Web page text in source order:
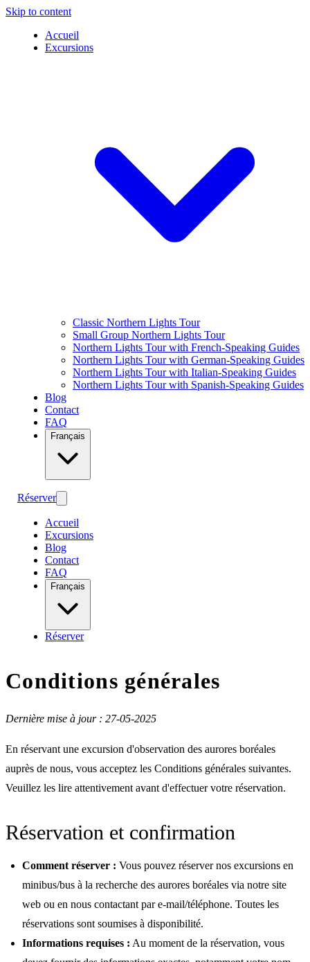
Skip to content
Accueil
Excursions
Classic Northern Lights Tour
Small Group Northern Lights Tour
Northern Lights Tour with French-Speaking Guides
Northern Lights Tour with German-Speaking Guides
Northern Lights Tour with Italian-Speaking Guides
Northern Lights Tour with Spanish-Speaking Guides
Blog
Contact
FAQ
Français
Réserver
Accueil
Excursions
Blog
Contact
FAQ
Français
Réserver
Conditions générales
Dernière mise à jour : 27-05-2025
En réservant une excursion d'observation des aurores boréales
auprès de nous, vous acceptez les Conditions générales suivantes.
Veuillez les lire attentivement avant d'effectuer votre réservation.
Réservation et confirmation
Comment réserver : Vous pouvez réserver nos excursions en
minibus/bus à la recherche des aurores boréales via notre site
web ou en nous contactant par e-mail/téléphone. Toutes les
réservations sont soumises à disponibilité.
Informations requises : Au moment de la réservation, vous